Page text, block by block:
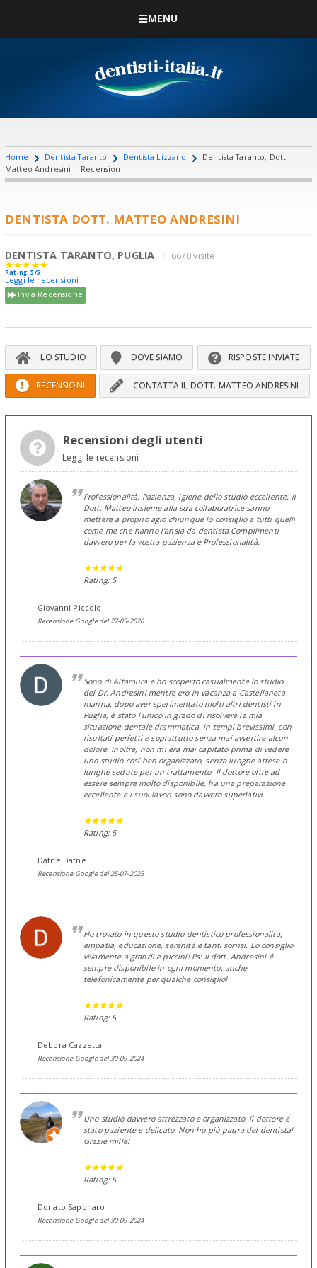
MENU
Home Dentista Taranto Dentista Lizzano
Dentista Taranto, Dott.
Matteo Andresini | Recensioni
DENTISTA DOTT. MATTEO ANDRESINI
DENTISTA TARANTO, PUGLIA 6670 visite
Rating: 5/5
Leggi le recensioni
Invia Recensione
LO STUDIO DOVE SIAMO RISPOSTE INVIATE
RECENSIONI CONTATTA IL DOTT. MATTEO ANDRESINI
Recensioni degli utenti
Leggi le recensioni
Professionalità, Pazienza, igiene dello studio eccellente, il
Dott. Matteo insieme alla sua collaboratrice sanno
mettere a proprio agio chiunque lo consiglio a tutti quelli
come me che hanno l'ansia da dentista Complimenti
davvero per la vostra pazienza è Professionalità.
Rating: 5
Giovanni Piccolo
Recensione Google del 27-05-2026
Sono di Altamura e ho scoperto casualmente lo studio
del Dr. Andresini mentre ero in vacanza a Castellaneta
marina, dopo aver sperimentato molti altri dentisti in
Puglia, è stato l'unico in grado di risolvere la mia
situazione dentale drammatica, in tempi brevissimi, con
risultati perfetti e soprattutto senza mai avvertire alcun
dolore. Inoltre, non mi era mai capitato prima di vedere
uno studio cosí ben organizzato, senza lunghe attese o
lunghe sedute per un trattamento. Il dottore oltre ad
essere sempre molto disponibile, ha una preparazione
eccellente e i suoi lavori sono davvero superlativi.
Rating: 5
Dafne Dafne
Recensione Google del 25-07-2025
Ho trovato in questo studio dentistico professionalità,
empatia, educazione, serenità e tanti sorrisi. Lo consiglio
vivamente a grandi e piccini! Ps: Il dott. Andresini é
sempre disponibile in ogni momento, anche
telefonicamente per qualche consiglio!
Rating: 5
Debora Cazzetta
Recensione Google del 30-09-2024
Uno studio davvero attrezzato e organizzato, il dottore é
stato paziente e delicato. Non ho più paura del dentista!
Grazie mille!
Rating: 5
Donato Saponaro
Recensione Google del 30-09-2024